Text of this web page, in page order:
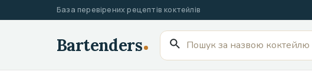
до
База перевірених рецептів коктейлів
Пошук
для: